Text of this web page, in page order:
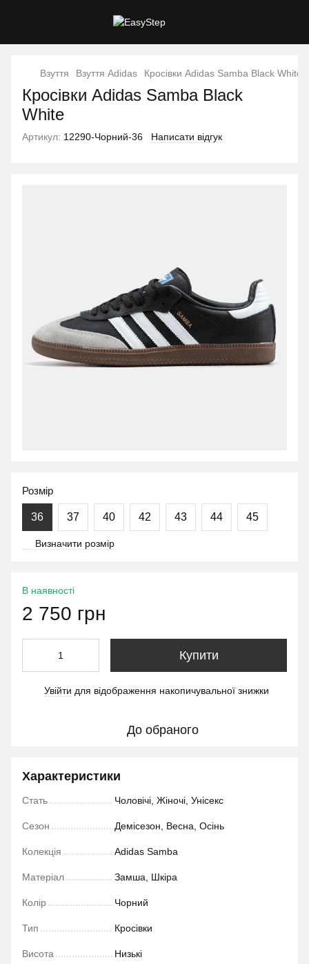
Взуття Взуття Adidas Кросівки Adidas Samba Black White
Кросівки Adidas Samba Black
White
Артикул: 12290-Чорний-36 Написати відгук
Розмір
36 37 40 42 43 44 45
Визначити розмір
В наявності
2 750 грн
Купити
Увійти для відображення накопичувальної знижки
До обраного
Характеристики
Стать Чоловічі, Жіночі, Унісекс
Сезон Демісезон, Весна, Осінь
Колекція Adidas Samba
Матеріал Замша, Шкіра
Колір Чорний
Тип Кросівки
Висота Низькі